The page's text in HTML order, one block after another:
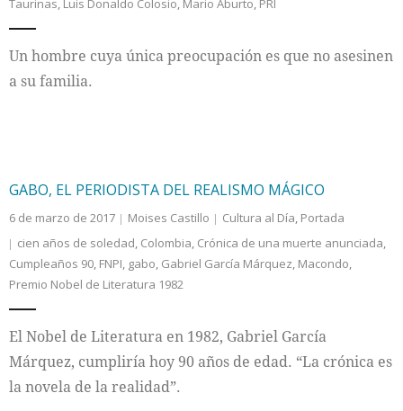
Taurinas, Luis Donaldo Colosio, Mario Aburto, PRI
Un hombre cuya única preocupación es que no asesinen
a su familia.
GABO, EL PERIODISTA DEL REALISMO MÁGICO
6 de marzo de 2017 Moises Castillo Cultura al Día, Portada
cien años de soledad, Colombia, Crónica de una muerte anunciada,
Cumpleaños 90, FNPI, gabo, Gabriel García Márquez, Macondo,
Premio Nobel de Literatura 1982
El Nobel de Literatura en 1982, Gabriel García
Márquez, cumpliría hoy 90 años de edad. “La crónica es
la novela de la realidad”.